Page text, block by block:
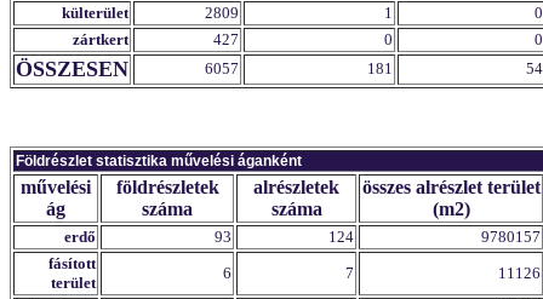
külterület
2809 1
0
zártkert
427 0 0
ÖSSZESEN 6057 181 54
Földrészlet statisztika művelési áganként
művelési
ág
földrészletek
száma
alrészletek
száma
összes alrészlet terület
(m2)
erdő 93 124
9780157
fásított
terület
6 7
11126